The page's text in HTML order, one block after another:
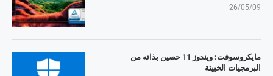
26/05/09
مايكروسوفت: ويندوز 11 حصين بذاته من
البرمجيات الخبيثة